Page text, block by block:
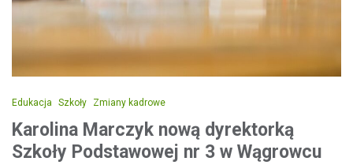
Edukacja Szkoły Zmiany kadrowe
Karolina Marczyk nową dyrektorką
Szkoły Podstawowej nr 3 w Wągrowcu